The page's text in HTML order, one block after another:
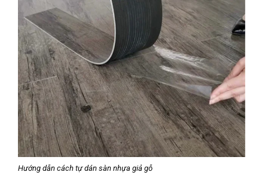
Hướng dẫn cách tự dán sàn nhựa giả gỗ